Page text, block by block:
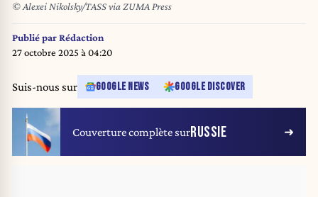
© Alexei Nikolsky/TASS via ZUMA Press
Publié parRédaction
27 octobre 2025 à 04:20
Suis-nous sur GOOGLE NEWS GOOGLE DISCOVER
Couverture complète surRUSSIE